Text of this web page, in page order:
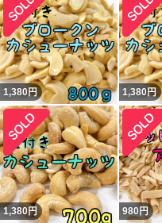
1,380円 1,380円
1,380円 980円